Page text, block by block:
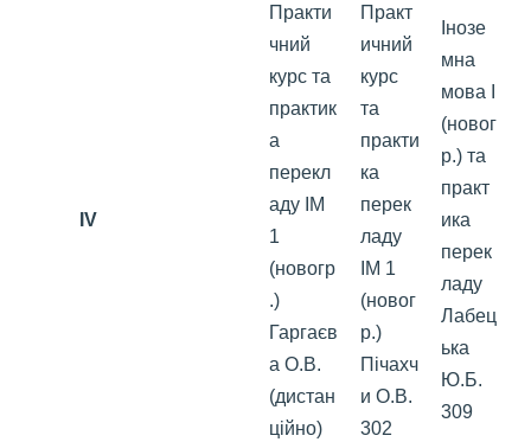
IV
Практи
чний
курс та
практик
а
перекл
аду ІМ
1
(новогр
.)
Гаргаєв
а О.В.
(дистан
ційно)
Практ
ичний
курс
та
практи
ка
перек
ладу
ІМ 1
(новог
р.)
Пічахч
и О.В.
302
Інозе
мна
мова І
(новог
р.) та
практ
ика
перек
ладу
Лабец
ька
Ю.Б.
309